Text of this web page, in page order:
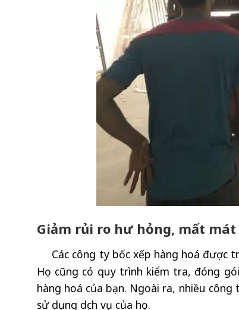
Giảm rủi ro hư hỏng, mất mát
Các công ty bốc xếp hàng hoá được
Họ cũng có quy trình kiểm tra, đóng
hàng hoá của bạn. Ngoài ra, nhiều
sử dụng dịch vụ của họ.